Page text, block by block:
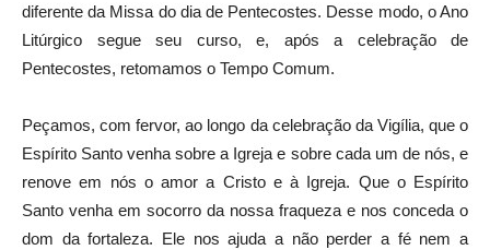
diferente da Missa do dia de Pentecostes. Desse modo, o Ano
Litúrgico segue seu curso, e, após a celebração de
Pentecostes, retomamos o Tempo Comum.
Peçamos, com fervor, ao longo da celebração da Vigília, que o
Espírito Santo venha sobre a Igreja e sobre cada um de nós, e
renove em nós o amor a Cristo e à Igreja. Que o Espírito
Santo venha em socorro da nossa fraqueza e nos conceda o
dom da fortaleza. Ele nos ajuda a não perder a fé nem a